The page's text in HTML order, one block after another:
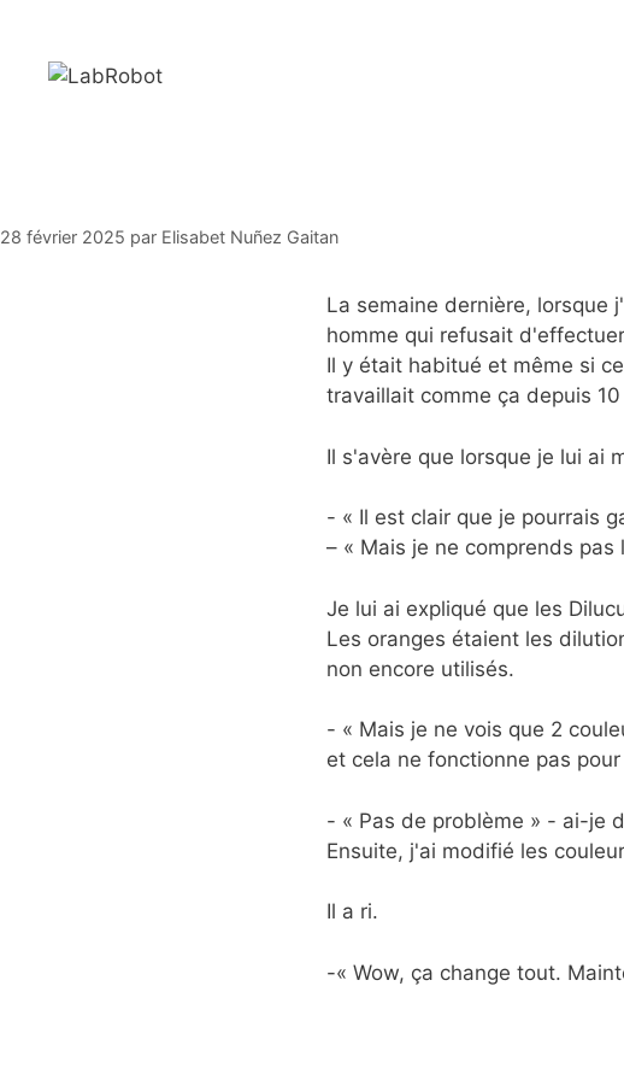
contenu
28 février 2025 par Elisabet Nuñez Gaitan
La semaine dernière, lorsque
homme qui refusait
Il y était habitué et même si
travaillait comme ça depuis
Il s'avère que lorsque je lui ai
- « Il est clair que je pourrais
– « Mais je ne comprends
Je lui ai expliqué que les
Les oranges étaient les
non encore utilisés.
- « Mais je ne vois que 2
et cela ne fonctionne pas pour
- « Pas de problème » - ai-je
Ensuite, j'ai modifié les
Il a ri.
-« Wow, ça change tout.